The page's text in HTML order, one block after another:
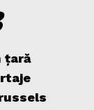
țară